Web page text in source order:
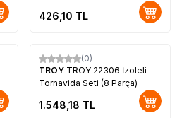
426,10 TL
(0)
TROY TROY 22306 İzoleli
Tornavida Seti (8 Parça)
1.548,18 TL